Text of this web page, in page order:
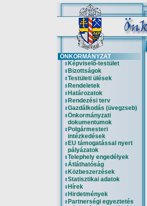
ÖNKORMÁNYZAT
Képviselő-testület
Bizottságok
Testületi ülések
Rendeletek
Határozatok
Rendezési terv
Gazdálkodás (üvegzseb)
Önkormányzati
dokumentumok
Polgármesteri
intézkedések
EU támogatással nyert
pályázatok
Telephely engedélyek
Átláthatóság
Közbeszerzések
Statisztikai adatok
Hírek
Hirdetmények
Partnerségi egyeztetés